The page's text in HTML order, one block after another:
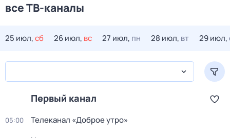
все ТВ-каналы
25 июл,сб 26 июл, вс 27 июл, пн 28 июл, вт 29 июл,
Первый канал
05:00 Телеканал «Доброе утро»